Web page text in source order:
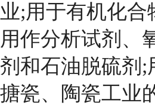
业;用于有机化合
用作分析试剂、
剂和石油脱硫剂;
搪瓷、陶瓷工业